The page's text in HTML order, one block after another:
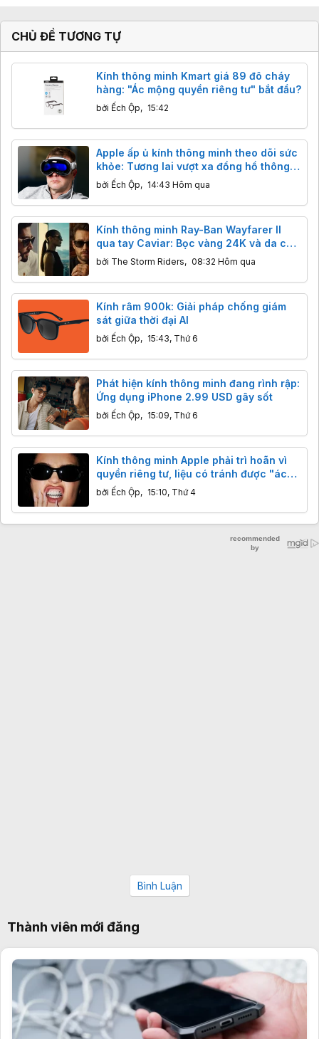
CHỦ ĐỀ TƯƠNG TỰ
Kính thông minh Kmart giá 89 đô cháy
hàng: "Ác mộng quyền riêng tư" bắt đầu?
bởi Ếch Ộp, 15:42
Apple ấp ủ kính thông minh theo dõi sức
khỏe: Tương lai vượt xa đồng hồ thông
minh.
bởi Ếch Ộp, 14:43 Hôm qua
Kính thông minh Ray-Ban Wayfarer II
qua tay Caviar: Bọc vàng 24K và da cá
sấu, giá từ 160 triệu đồng
bởi The Storm Riders, 08:32 Hôm qua
Kính râm 900k: Giải pháp chống giám
sát giữa thời đại AI
bởi Ếch Ộp, 15:43, Thứ 6
Phát hiện kính thông minh đang rình rập:
Ứng dụng iPhone 2.99 USD gây sốt
bởi Ếch Ộp, 15:09, Thứ 6
Kính thông minh Apple phải trì hoãn vì
quyền riêng tư, liệu có tránh được "ác
mộng" như Meta?
bởi Ếch Ộp, 15:10, Thứ 4
Bình Luận
Thành viên mới đăng